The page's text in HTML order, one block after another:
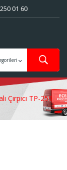
01 60
Çırpıcı TP-259